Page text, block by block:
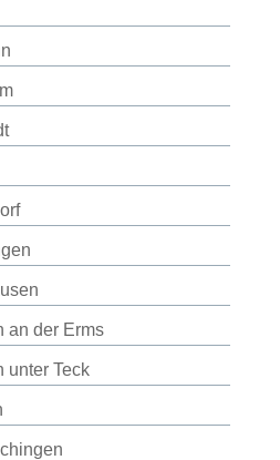
an der Erms
unter Teck